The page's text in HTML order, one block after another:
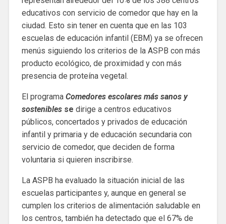
educativos con servicio de comedor que hay en la
ciudad. Esto sin tener en cuenta que en las 103
escuelas de educación infantil (EBM) ya se ofrecen
menús siguiendo los criterios de la ASPB con más
producto ecológico, de proximidad y con más
presencia de proteína vegetal.
El programa Comedores escolares más sanos y
sosteniblesse dirige a centros educativos
públicos, concertados y privados de educación
infantil y primaria y de educación secundaria con
servicio de comedor, que deciden de forma
voluntaria si quieren inscribirse.
La ASPB ha evaluado la situación inicial de las
escuelas participantes y, aunque en general se
cumplen los criterios de alimentación saludable en
los centros, también ha detectado que el 67% de